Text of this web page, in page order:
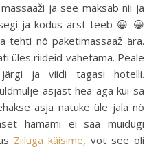
ja see maksab nii ja
ja kodus arst teeb 😀 😀
tehti nö paketimassaaž ära.
üles riideid vahetama. Peale
ja viidi tagasi hotelli.
asjast hea aga kui sa
asja natuke üle jala nö
hamami ei saa muidugi
Ziiluga käisime, vot see oli